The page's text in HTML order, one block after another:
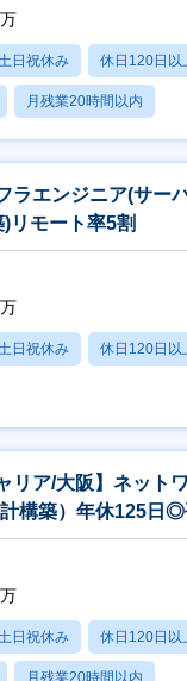
日祝休み 休日120日以
月残業20時間以内
ラエンジニア(サー
リモート率5割
日祝休み 休日120日以
リア/大阪】ネット
構築）年休125日◎
日祝休み 休日120日以
月残業20時間以内